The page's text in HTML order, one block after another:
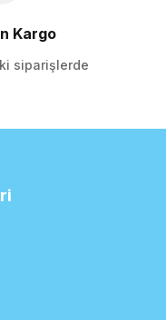
Kargo
siparişlerde